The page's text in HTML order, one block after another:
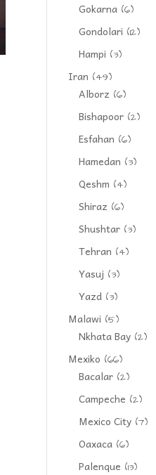
Gokarna (6)
Gondolari (12)
Hampi (3)
Iran (49)
Alborz (6)
Bishapoor (2)
Esfahan (6)
Hamedan (3)
Qeshm (4)
Shiraz (6)
Shushtar (3)
Tehran (4)
Yasuj (3)
Yazd (3)
Malawi (5)
Nkhata Bay (2)
Mexiko (66)
Bacalar (2)
Campeche (2)
Mexico City (7)
Oaxaca (6)
Palenque (13)